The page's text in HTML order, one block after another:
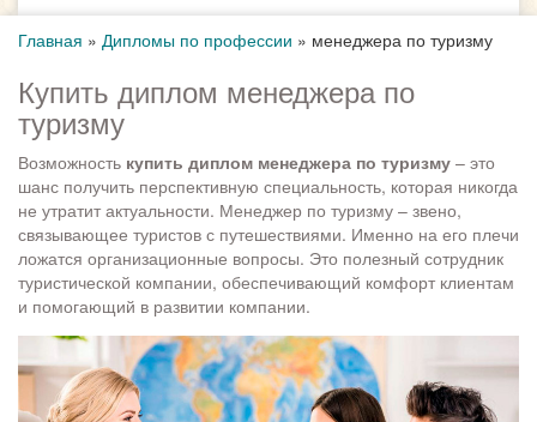
Главная » Дипломы по профессии » менеджера по туризму
Купить диплом менеджера по
туризму
Возможность купить диплом менеджера по туризму – это
шанс получить перспективную специальность, которая никогда
не утратит актуальности. Менеджер по туризму – звено,
связывающее туристов с путешествиями. Именно на его плечи
ложатся организационные вопросы. Это полезный сотрудник
туристической компании, обеспечивающий комфорт клиентам
и помогающий в развитии компании.